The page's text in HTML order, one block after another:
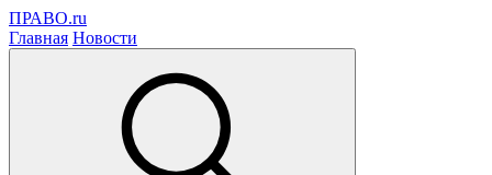
ПРАВО.ru
Главная Новости